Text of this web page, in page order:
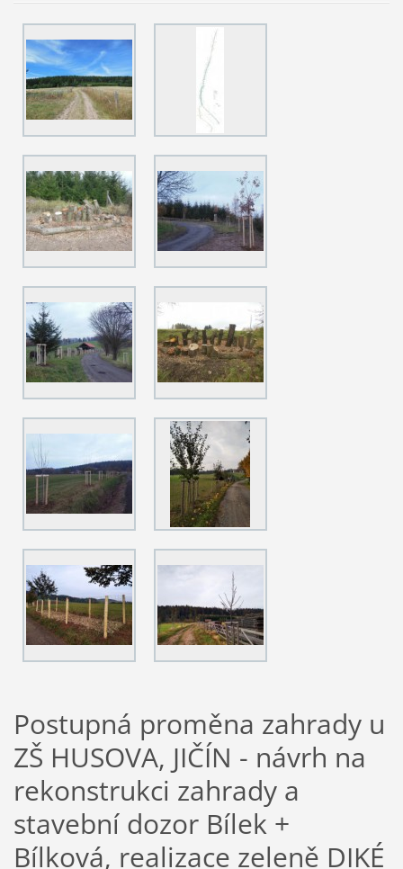
Postupná proměna zahrady u
ZŠ HUSOVA, JIČÍN - návrh na
rekonstrukci zahrady a
stavební dozor Bílek +
Bílková, realizace zeleně DIKÉ